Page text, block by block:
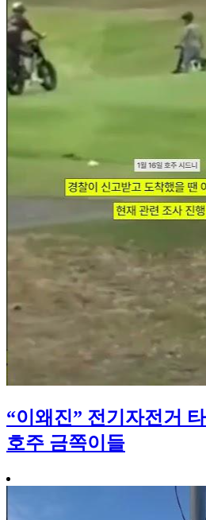
“이왜진” 전기자전거
호주 금쪽이들